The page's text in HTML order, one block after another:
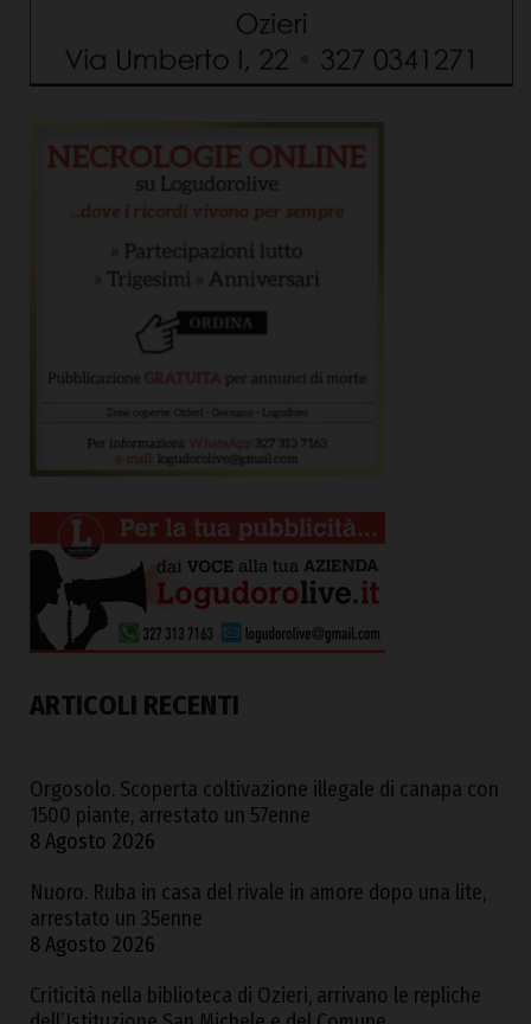
ARTICOLI RECENTI
Orgosolo. Scoperta coltivazione illegale di canapa con
1500 piante, arrestato un 57enne
8 Agosto 2026
Nuoro. Ruba in casa del rivale in amore dopo una lite,
arrestato un 35enne
8 Agosto 2026
Criticità nella biblioteca di Ozieri, arrivano le repliche